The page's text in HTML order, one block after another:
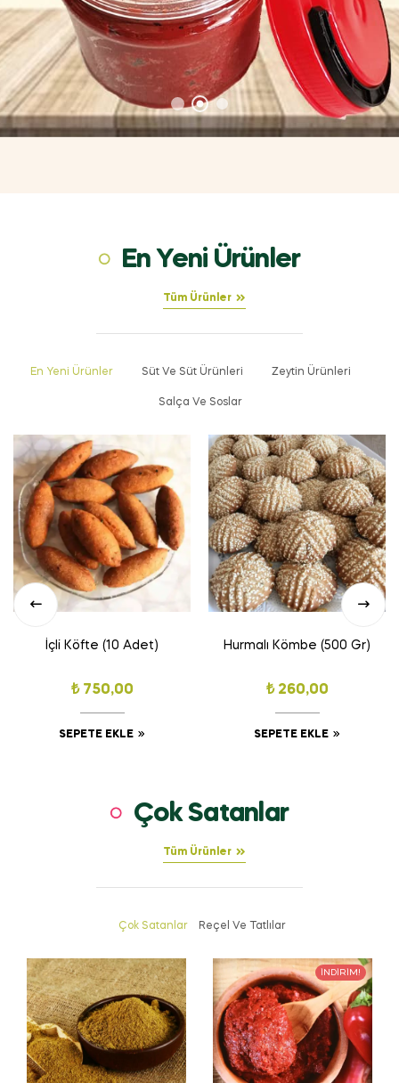
En Yeni Ürünler
Tüm Ürünler
En Yeni Ürünler Süt Ve Süt Ürünleri Zeytin Ürünleri
Salça Ve Soslar
İçli Köfte (10 Adet)
₺750,00
SEPETE EKLE
Hurmalı Kömbe (500 Gr)
₺260,00
SEPETE EKLE
Çok Satanlar
Tüm Ürünler
Çok Satanlar Reçel Ve Tatlılar
İNDIRIM!